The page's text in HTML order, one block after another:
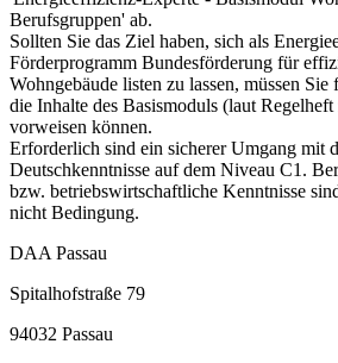
Berufsgruppen' ab.
Sollten Sie das Ziel haben, sich als
Förderprogramm Bundesförderung für
Wohngebäude listen zu lassen, müssen
die Inhalte des Basismoduls (laut
vorweisen können.
Erforderlich sind ein sicherer Umgang mit
Deutschkenntnisse auf dem Niveau C1.
bzw. betriebswirtschaftliche Kenntnisse
nicht Bedingung.
DAA Passau
Spitalhofstraße 79
94032 Passau